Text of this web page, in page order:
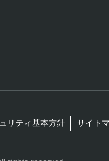
リティ基本方針 サイト